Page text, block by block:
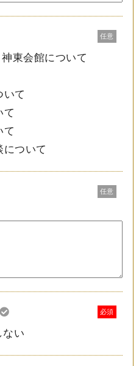
任意
神東会館について
て
て
て
について
任意
必須
ない